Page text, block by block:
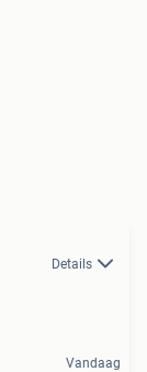
Details
Vandaag